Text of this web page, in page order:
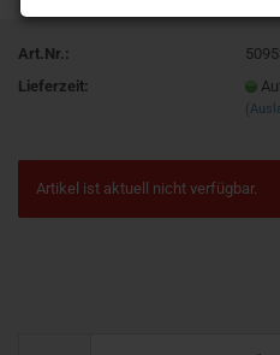
Art.Nr.:
Lieferzeit:
Artikel ist aktuell nicht verfügbar.